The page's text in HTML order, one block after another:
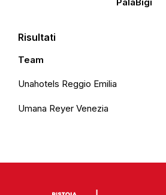
Risultati
Team
Unahotels Reggio Emilia
Umana Reyer Venezia